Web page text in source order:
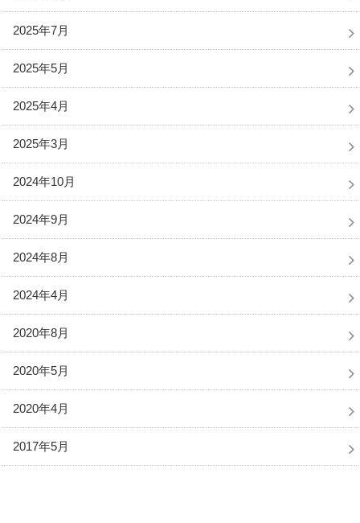
2025年7月
2025年5月
2025年4月
2025年3月
2024年10月
2024年9月
2024年8月
2024年4月
2020年8月
2020年5月
2020年4月
2017年5月